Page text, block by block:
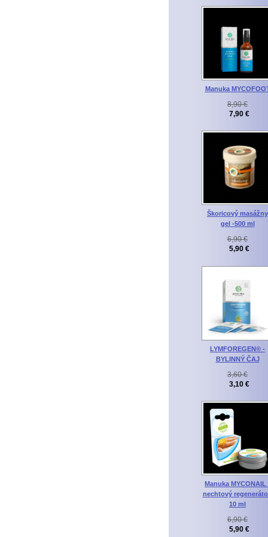
Manuka
8,90 €
7,90 €
Škoricový masážny
gel -500 ml
6,90 €
5,90 €
LYMFOREGEN® -
BYLINNÝ ČAJ
3,60 €
3,10 €
Manuka MYCONAIL
nechtový
10 ml
6,90 €
5,90 €